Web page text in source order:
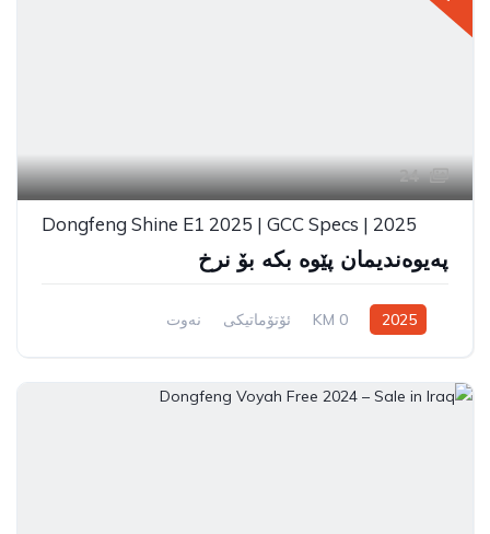
24
Dongfeng Shine E1 2025 | GCC Specs | 2025
پەیوەندیمان پێوە بکە بۆ نرخ
2025
0 KM ئۆتۆماتیکی
نەوت